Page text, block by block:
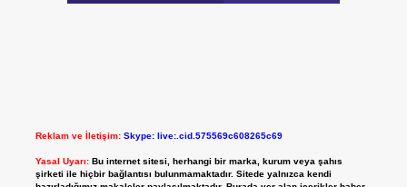
Reklam ve İletişim: Skype: live:.cid.575569c608265c69
Yasal Uyarı: Bu internet sitesi, herhangi bir marka, kurum veya şahıs
şirketi ile hiçbir bağlantısı bulunmamaktadır. Sitede yalnızca kendi